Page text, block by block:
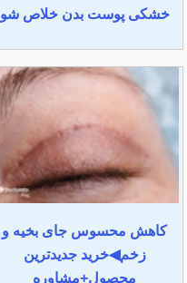
خشکی پوست بدن خلاص شو
کاهش محسوس جای بخیه و
زخم◀خرید جدیدترین
محصول+مشاوره